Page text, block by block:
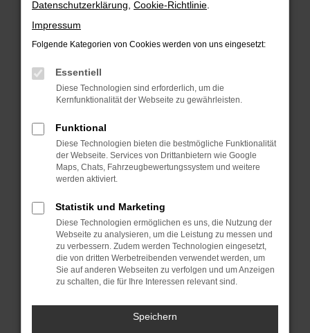
Fehler: Network Error
Beim Laden ist ein Fehler aufgetreten.
Hier sind ein paar Tipps, die dir helfen können:
Überprüfe deine Firewall und deine
Laden andere Webseiten, zum Beispiel
deine Suchmaschine?
Prüfe deine Browsererweiterungen.
Manche Erweiterungen, wie Werbeblocker,
können das Laden bestimmter Seiten
verhindern. Funktioniert die Seite in einem
anderen Browser oder in einem privaten
Fenster?
Starte dein Gerät neu.
vorübergehende Probleme zu beheben.
Datenschutzerklärung Cookie-Richtlinie
Impressum
Folgende Kategorien von Cookies werden von uns eingesetzt:
Essentiell
Diese Technologien sind erforderlich, um die
Kernfunktionalität der Webseite zu gewährleisten.
Funktional
Diese Technologien bieten die bestmögliche Funktionalität
der Webseite. Services von Drittanbietern wie Google
Maps, Chats, Fahrzeugbewertungssystem und weitere
werden aktiviert.
Statistik und Marketing
Diese Technologien ermöglichen es uns, die Nutzung der
Webseite zu analysieren, um die Leistung zu messen und
zu verbessern. Zudem werden Technologien eingesetzt,
die von dritten Werbetreibenden verwendet werden, um
Sie auf anderen Webseiten zu verfolgen und um Anzeigen
zu schalten, die für Ihre Interessen relevant sind.
Speichern